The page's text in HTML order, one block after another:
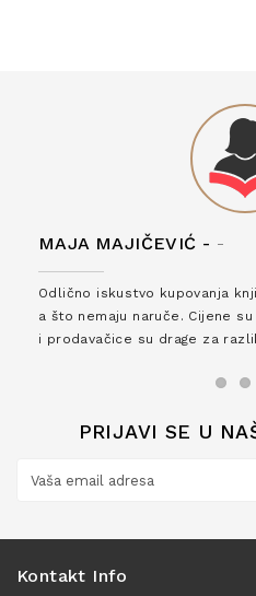
MAJA MAJIČEVIĆ - -
Odlično iskustvo kupovanja
a što nemaju naruče. Cijene
i prodavačice su drage za
PRIJAVI SE U
Kontakt Info